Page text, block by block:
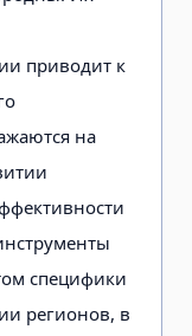
приводит к
на
специфики
регионов, в